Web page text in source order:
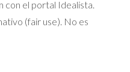
con el portal Idealista.
(fair use). No es